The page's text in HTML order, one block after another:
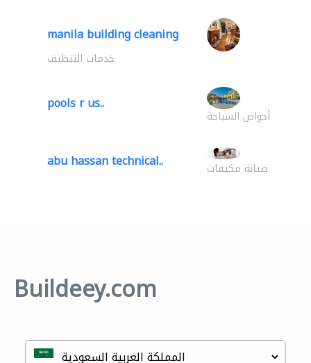
manila building cleaning
خدمات التنظيف
pools r us..
أحواض السباحة
abu hassan technical.. صيانة مكيفات
Buildeey.com